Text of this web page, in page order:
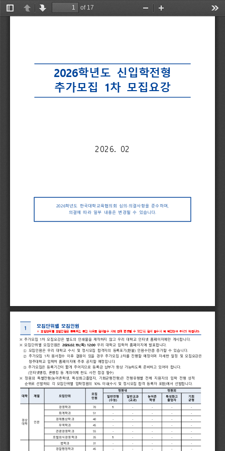
TogglePreviousNext
of 17
Zoom
2026학년도
신입학전형
추가모집
1차 모집요강
2026. 02
2026학년도 한국대학교육협의회 심의 의결사항을 준수하며
의결에
따라 일부 내용은 변경될 수 있습니다
1 모집단위별 모집인원
※ 모집단위별 모집인원은 등록취소 등의 사유로 원서접수 시작 전에 변경될 수 있으니 원서 접수시 꼭 확인하여 주시기 바랍니다.
※ 추가모집 1차 모집요강은 별도의 인쇄물을 제작하지 않고 우리 대학교 인터넷 홈페이지에만 게시합니다.
※ 모집단위별 모집인원은 2026.02.19.(목) 12:00 우리 대학교 입학처 홈페이지에 발표합니다
①
모집인원은 우리 대학교 수시 및 정시모집 합격자의 등록포기(환불) 인원수만큼 증가할 수 있습니다.
②
추가모집 1차 원서접수 이후 결원이 있을 경우 추가모집 2차를 진행할 예정이며 자세한 일정 및
모집요강은
청주대학교
입학처 홈페이지에 추후 공지할 예정입니다.
③
추가모집은 등록기간이 짧게 주어지므로 등록금 납부가 항상 가능하도록 준비하고 있어야 합니다.
(인터넷뱅킹 폰뱅킹 등 계좌이체 한도 사전 점검 필수)
※ 정원외 특별전형(농어촌학생 특성화고졸업자 기회균형전형)은 전형유형별 전체 지원자의 입학 전형
성적
순 위로 선발하되 각 모집단위별 입학정원의 10% 이내(수시 및 정시모집 합격 등록자 포함)에서 선발합니다.
대학 계열 모집단위
모집
인원
정원내
정원외
일반전형
(수능)
일반교과
(교과)
농어촌
학생
특성화고
졸업자
기회
균형
경상
대학
인문
경영학과 70 1
회계학과
51
경제통상학과
40
무역학과
45
관광경영학과
55
호텔외식경영학과
35 1
법학과
31
경찰행정학과
45